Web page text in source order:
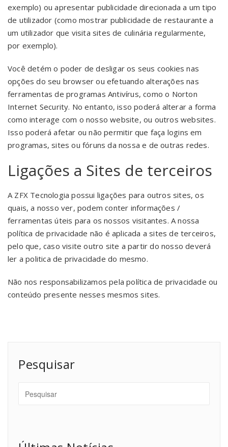
exemplo) ou apresentar publicidade direcionada a um tipo
de utilizador (como mostrar publicidade de restaurante a
um utilizador que visita sites de culinária regularmente,
por exemplo).
Você detém o poder de desligar os seus cookies nas
opções do seu browser ou efetuando alterações nas
ferramentas de programas Antivírus, como o Norton
Internet Security. No entanto, isso poderá alterar a forma
como interage com o nosso website, ou outros websites.
Isso poderá afetar ou não permitir que faça logins em
programas, sites ou fóruns da nossa e de outras redes.
Ligações a Sites de terceiros
A ZFX Tecnologia possui ligações para outros sites, os
quais, a nosso ver, podem conter informações /
ferramentas úteis para os nossos visitantes. A nossa
política de privacidade não é aplicada a sites de terceiros,
pelo que, caso visite outro site a partir do nosso deverá
ler a politica de privacidade do mesmo.
Não nos responsabilizamos pela política de privacidade ou
conteúdo presente nesses mesmos sites.
Pesquisar